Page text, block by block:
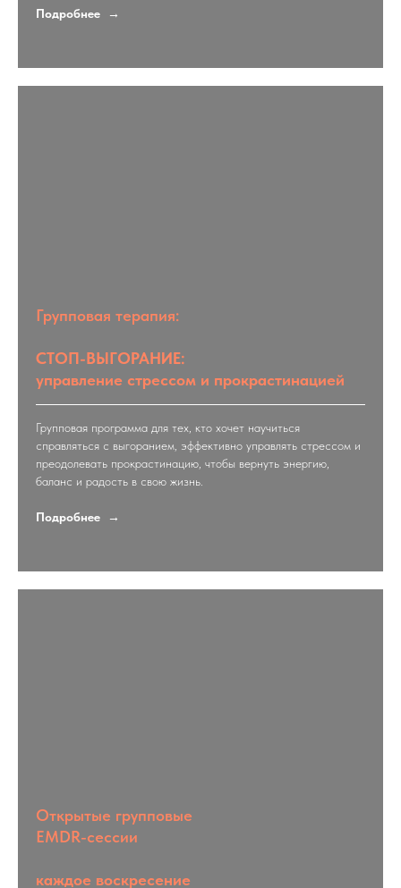
Подробнее
Групповая терапия:
СТОП-ВЫГОРАНИЕ:
управление стрессом и прокрастинацией
Групповая программа для тех, кто хочет научиться
справляться с выгоранием, эффективно управлять стрессом и
преодолевать прокрастинацию, чтобы вернуть энергию,
баланс и радость в свою жизнь.
Подробнее
Открытые групповые
EMDR-сессии
каждое воскресение